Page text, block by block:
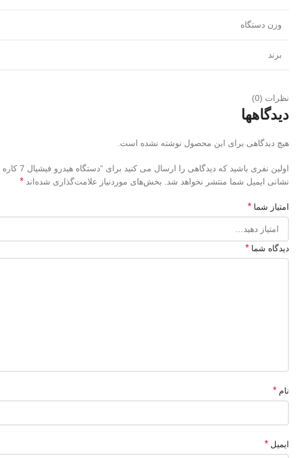
وزن دستگاه
برند
نظرات (0)
دیدگاهها
هیچ دیدگاهی برای این محصول نوشته نشده است.
اولین نفری باشید که دیدگاهی را ارسال می کنید برای “دستگاه هیدرو فیشیال 7 کاره هات بابل (Hot Bubble)”
نشانی ایمیل شما منتشر نخواهد شد.
بخش‌های موردنیاز علامت‌گذاری شده‌اند *
امتیاز شما *
دیدگاه شما *
نام *
ایمیل *